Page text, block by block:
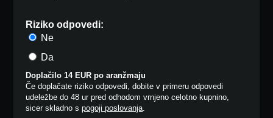
Riziko odpovedi:
Ne
Da
Doplačilo 14 EUR po aranžmaju
Če doplačate riziko odpovedi, dobite v primeru odpovedi
udeležbe do 48 ur pred odhodom vrnjeno celotno kupnino,
sicer skladno spogoji poslovanja.